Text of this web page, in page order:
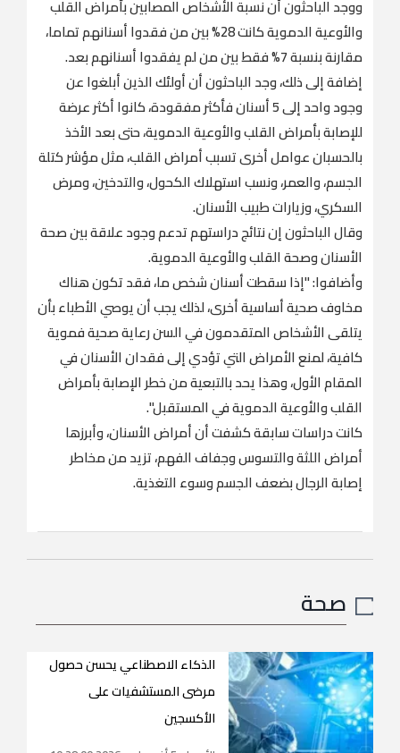
ووجد الباحثون أن نسبة الأشخاص المصابين بأمراض القلب
والأوعية الدموية كانت 28% بين من فقدوا أسنانهم تماما،
مقارنة بنسبة 7% فقط بين من لم يفقدوا أسنانهم بعد.
إضافة إلى ذلك، وجد الباحثون أن أولئك الذين أبلغوا عن
وجود واحد إلى 5 أسنان فأكثر مفقودة، كانوا أكثر عرضة
للإصابة بأمراض القلب والأوعية الدموية، حتى بعد الأخذ
بالحسبان عوامل أخرى تسبب أمراض القلب، مثل مؤشر كتلة
الجسم، والعمر، ونسب استهلاك الكحول، والتدخين، ومرض
السكري، وزيارات طبيب الأسنان.
وقال الباحثون إن نتائج دراستهم تدعم وجود علاقة بين صحة
الأسنان وصحة القلب والأوعية الدموية.
وأضافوا: "إذا سقطت أسنان شخص ما، فقد تكون هناك
مخاوف صحية أساسية أخرى، لذلك يجب أن يوصي الأطباء بأن
يتلقى الأشخاص المتقدمون في السن رعاية صحية فموية
كافية، لمنع الأمراض التي تؤدي إلى فقدان الأسنان في
المقام الأول، وهذا يحد بالتبعية من خطر الإصابة بأمراض
القلب والأوعية الدموية في المستقبل".
كانت دراسات سابقة كشفت أن أمراض الأسنان، وأبرزها
أمراض اللثة والتسوس وجفاف الفهم، تزيد من مخاطر
إصابة الرجال بضعف الجسم وسوء التغذية.
صحة
الذكاء الاصطناعي يحسن حصول
مرضى المستشفيات على
الأكسجين